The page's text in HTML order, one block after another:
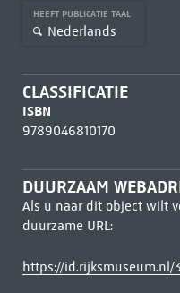
HEEFT PUBLICATIE TAAL
Nederlands
CLASSIFICATIE
ISBN
9789046810170
DUURZAAM
Als u naar dit object wilt
duurzame URL:
https://id.rijksmuseum.nl/